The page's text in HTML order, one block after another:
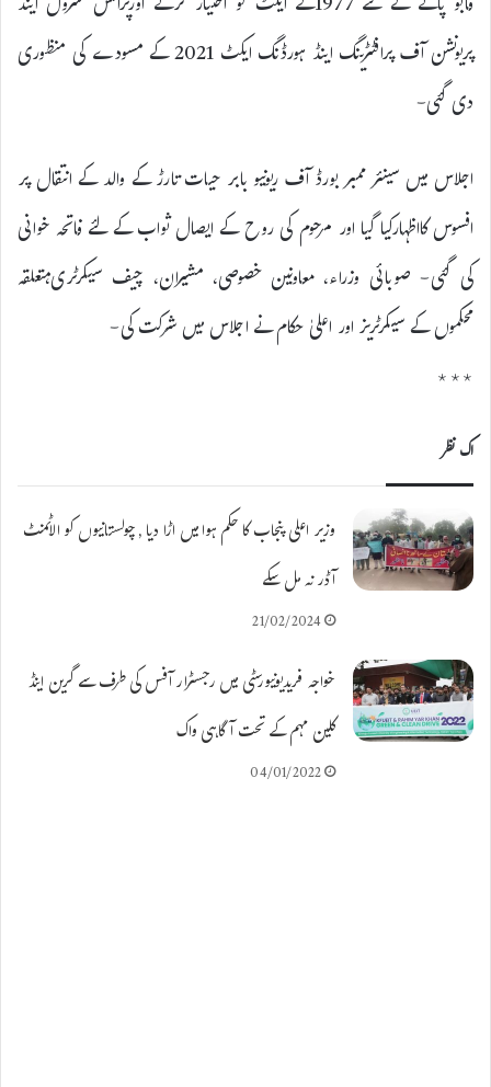
پریونشن آف پرافٹٹرینگ اینڈ ہورڈنگ ایکٹ 2021 کے مسودے کی منظوری
دی گئی-
اجلاس میں سینئر ممبر بورڈ آف ریونیو بابر حیات تارڑ کے والد کے انتقال پر
افسوس کااظہارکیا گیا اور مرحوم کی روح کے ایصال ثواب کے لئے فاتحہ خوانی
کی گئی- صوبائی وزراء، معاونین خصوصی، مشیران، چیف سیکرٹری،متعلقہ
محکموں کے سیکرٹریز اور اعلیٰ حکام نے اجلاس میں شرکت کی-
٭٭٭
اک نظر
وزیر اعلی پنجاب کا حکم ہوا میں اڑا دیا ,چولستانیوں کو الاٹمنٹ
آڈر نہ مل سکے
21/02/2024
خواجہ فریدیونیورسٹی میں رجسٹرار آفس کی طرف سے گرین اینڈ
کلین مہم کے تحت آگاہی واک
04/01/2022